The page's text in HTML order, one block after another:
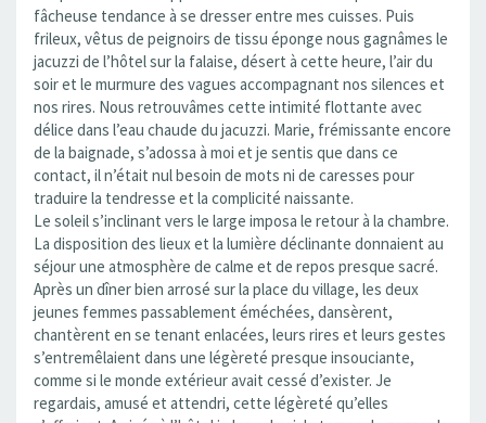
fâcheuse tendance à se dresser entre mes cuisses. Puis
frileux, vêtus de peignoirs de tissu éponge nous gagnâmes le
jacuzzi de l’hôtel sur la falaise, désert à cette heure, l’air du
soir et le murmure des vagues accompagnant nos silences et
nos rires. Nous retrouvâmes cette intimité flottante avec
délice dans l’eau chaude du jacuzzi. Marie, frémissante encore
de la baignade, s’adossa à moi et je sentis que dans ce
contact, il n’était nul besoin de mots ni de caresses pour
traduire la tendresse et la complicité naissante.
Le soleil s’inclinant vers le large imposa le retour à la chambre.
La disposition des lieux et la lumière déclinante donnaient au
séjour une atmosphère de calme et de repos presque sacré.
Après un dîner bien arrosé sur la place du village, les deux
jeunes femmes passablement éméchées, dansèrent,
chantèrent en se tenant enlacées, leurs rires et leurs gestes
s’entremêlaient dans une légèreté presque insouciante,
comme si le monde extérieur avait cessé d’exister. Je
regardais, amusé et attendri, cette légèreté qu’elles